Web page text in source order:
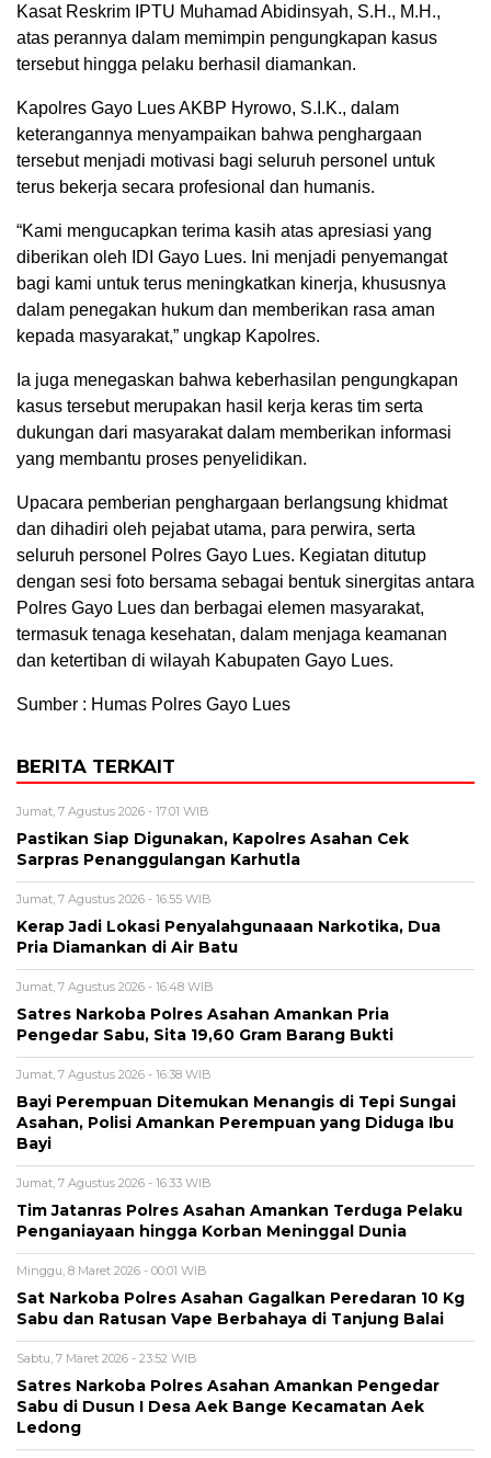
Kasat Reskrim IPTU Muhamad Abidinsyah, S.H., M.H.,
atas perannya dalam memimpin pengungkapan kasus
tersebut hingga pelaku berhasil diamankan.
Kapolres Gayo Lues AKBP Hyrowo, S.I.K., dalam
keterangannya menyampaikan bahwa penghargaan
tersebut menjadi motivasi bagi seluruh personel untuk
terus bekerja secara profesional dan humanis.
“Kami mengucapkan terima kasih atas apresiasi yang
diberikan oleh IDI Gayo Lues. Ini menjadi penyemangat
bagi kami untuk terus meningkatkan kinerja, khususnya
dalam penegakan hukum dan memberikan rasa aman
kepada masyarakat,” ungkap Kapolres.
Ia juga menegaskan bahwa keberhasilan pengungkapan
kasus tersebut merupakan hasil kerja keras tim serta
dukungan dari masyarakat dalam memberikan informasi
yang membantu proses penyelidikan.
Upacara pemberian penghargaan berlangsung khidmat
dan dihadiri oleh pejabat utama, para perwira, serta
seluruh personel Polres Gayo Lues. Kegiatan ditutup
dengan sesi foto bersama sebagai bentuk sinergitas antara
Polres Gayo Lues dan berbagai elemen masyarakat,
termasuk tenaga kesehatan, dalam menjaga keamanan
dan ketertiban di wilayah Kabupaten Gayo Lues.
Sumber : Humas Polres Gayo Lues
BERITA TERKAIT
Jumat, 7 Agustus 2026 - 17:01 WIB
Pastikan Siap Digunakan, Kapolres Asahan Cek
Sarpras Penanggulangan Karhutla
Jumat, 7 Agustus 2026 - 16:55 WIB
Kerap Jadi Lokasi Penyalahgunaaan Narkotika, Dua
Pria Diamankan di Air Batu
Jumat, 7 Agustus 2026 - 16:48 WIB
Satres Narkoba Polres Asahan Amankan Pria
Pengedar Sabu, Sita 19,60 Gram Barang Bukti
Jumat, 7 Agustus 2026 - 16:38 WIB
Bayi Perempuan Ditemukan Menangis di Tepi Sungai
Asahan, Polisi Amankan Perempuan yang Diduga Ibu
Bayi
Jumat, 7 Agustus 2026 - 16:33 WIB
Tim Jatanras Polres Asahan Amankan Terduga Pelaku
Penganiayaan hingga Korban Meninggal Dunia
Minggu, 8 Maret 2026 - 00:01 WIB
Sat Narkoba Polres Asahan Gagalkan Peredaran 10 Kg
Sabu dan Ratusan Vape Berbahaya di Tanjung Balai
Sabtu, 7 Maret 2026 - 23:52 WIB
Satres Narkoba Polres Asahan Amankan Pengedar
Sabu di Dusun I Desa Aek Bange Kecamatan Aek
Ledong